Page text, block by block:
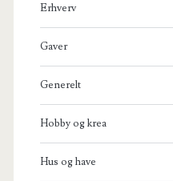
Erhverv
Gaver
Generelt
Hobby og krea
Hus og have